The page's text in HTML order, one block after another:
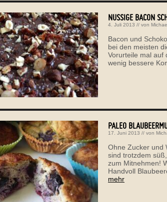
NUSSIGE BACON
4. Juli 2013 // von
Bacon und
bei den meisten
Vorurteile mal auf
wenig bessere
PALEO
17. Juni 2013 // von
Ohne Zucker und
sind trotzdem
zum Mitnehmen!
Handvoll
mehr